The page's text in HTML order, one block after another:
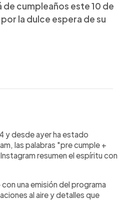
cumpleaños este 10 de
la dulce espera de su
y desde ayer ha estado
las palabras "pre cumple +
resumen el espíritu con
una emisión del programa
al aire y detalles que